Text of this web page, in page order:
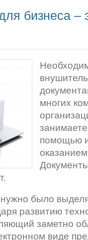
бизнеса –
многих
помощью
оказанием
было
развитию
заметно
виде